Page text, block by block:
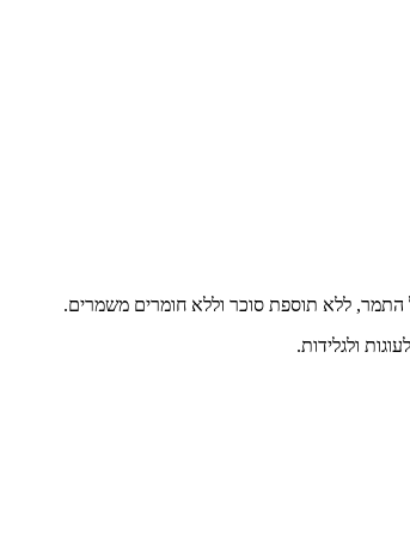
התמר, ללא תוספת סוכר וללא חומרים משמרים.
ולגלידות.